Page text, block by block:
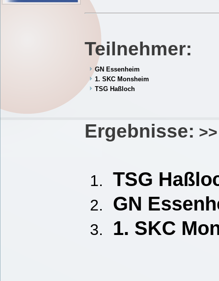
Teilnehmer:
GN Essenheim
1. SKC Monsheim
TSG Haßloch
Ergebnisse: >>
TSG
GN
1. SKC